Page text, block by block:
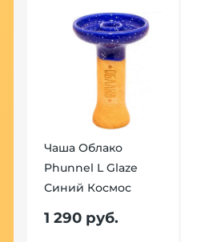
Чаша Облако
Phunnel L Glaze
Синий Космос
1 290 руб.